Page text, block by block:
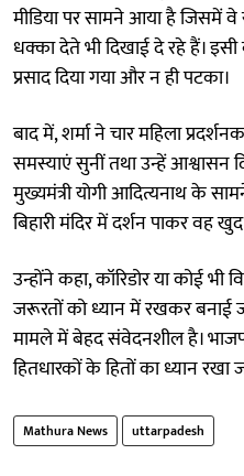
मीडिया पर सामने आया है जिसमें वे
धक्का देते भी दिखाई दे रहे हैं। इसी
प्रसाद दिया गया और न ही पटका।
बाद में, शर्मा ने चार महिला
समस्याएं सुनीं तथा उन्हें आश्वासन
मुख्यमंत्री योगी आदित्यनाथ के
बिहारी मंदिर में दर्शन पाकर वह
उन्होंने कहा, कॉरिडोर या कोई भी
जरूरतों को ध्यान में रखकर बनाई
मामले में बेहद संवेदनशील है।
हितधारकों के हितों का ध्यान रखा
Mathura News uttarpadesh